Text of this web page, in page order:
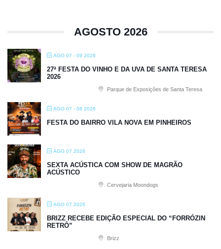
AGOSTO 2026
AGO 07 - 09 2026
27ª FESTA DO VINHO E DA UVA DE SANTA TERESA
2026
Parque de Exposições de Santa Teresa
AGO 07 - 08 2026
FESTA DO BAIRRO VILA NOVA EM PINHEIROS
AGO 07 2026
SEXTA ACÚSTICA COM SHOW DE MAGRÃO
ACÚSTICO
Cervejaria Moondogs
AGO 07 2026
BRIZZ RECEBE EDIÇÃO ESPECIAL DO “FORRÓZIN
RETRÔ”
Brizz